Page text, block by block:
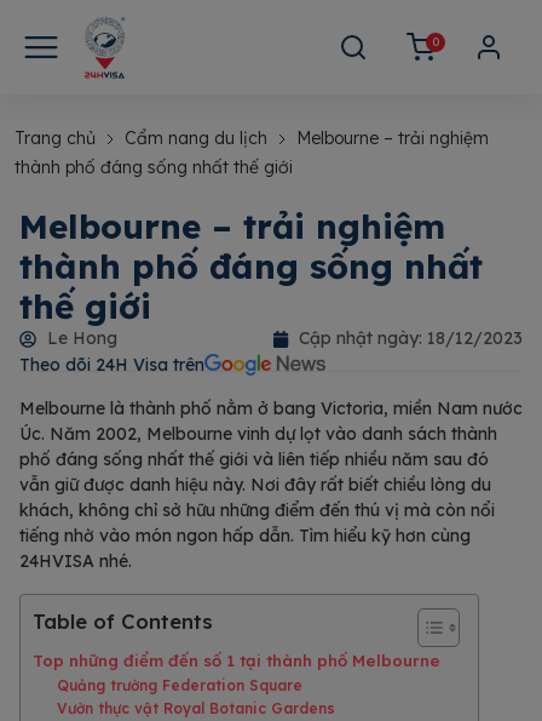
0
Trang chủ Cẩm nang du lịch
Melbourne – trải nghiệm
thành phố đáng sống nhất thế giới
Melbourne – trải nghiệm
thành phố đáng sống nhất
thế giới
Le Hong Cập nhật ngày: 18/12/2023
Theo dõi 24H Visa trên​
Melbourne là thành phố nằm ở bang Victoria, miền Nam nước
Úc. Năm 2002, Melbourne vinh dự lọt vào danh sách thành
phố đáng sống nhất thế giới và liên tiếp nhiều năm sau đó
vẫn giữ được danh hiệu này. Nơi đây rất biết chiều lòng du
khách, không chỉ sở hữu những điểm đến thú vị mà còn nổi
tiếng nhờ vào món ngon hấp dẫn. Tìm hiểu kỹ hơn cùng
24HVISA nhé.
Table of Contents
Top những điểm đến số 1 tại thành phố Melbourne
Quảng trường Federation Square
Vườn thực vật Royal Botanic Gardens